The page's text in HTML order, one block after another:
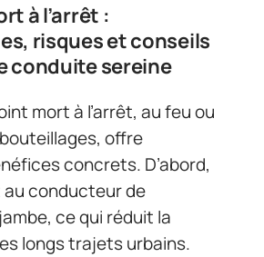
à l’arrêt :
risques et conseils
conduite sereine
mort à l’arrêt, au feu ou
offre
concrets. D’abord,
conducteur de
ce qui réduit la
longs trajets urbains.